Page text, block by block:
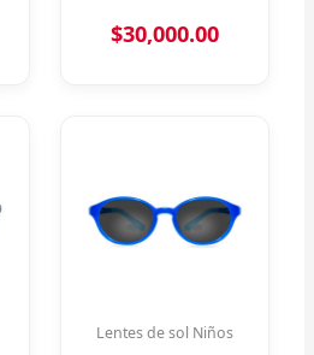
$30,000.00
Lentes de sol Niños